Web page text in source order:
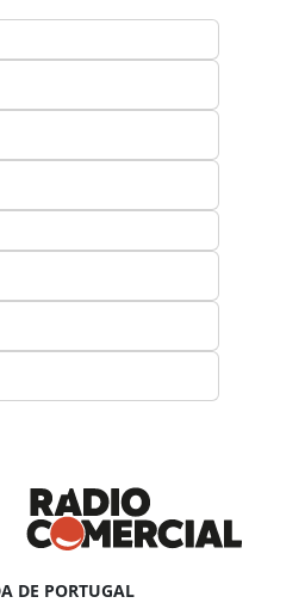
DE PORTUGAL